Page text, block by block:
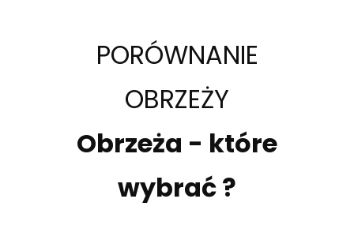
PORÓWNANIE
OBRZEŻY
Obrzeża - które
wybrać ?